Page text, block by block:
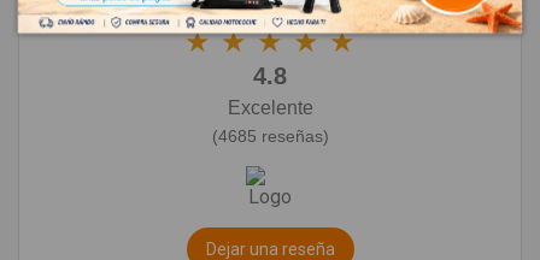
★ ★ ★ ★ ★
4.8
Excelente
(4685 reseñas)
Dejar una reseña